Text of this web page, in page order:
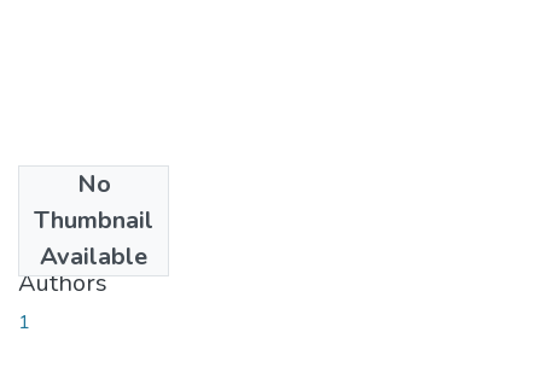
No
Thumbnail
Available
2012-07-31
Authors
1